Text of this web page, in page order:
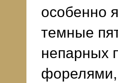
особенно
темные
непарных
форелями,